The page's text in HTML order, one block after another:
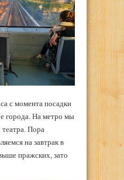
с момента посадки
города. На метро мы
Пора
на завтрак в
пражских, зато